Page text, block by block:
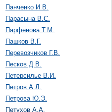
Панченко И.В.
Парасына В.С.
Парфенова Т.М.
Пашков В.Г.
Перевозчиков Г.В.
Песков Д.В.
Петерсилье В.И.
Петров А.Л.
Петрова Ю.Э.
Петухов А.А.